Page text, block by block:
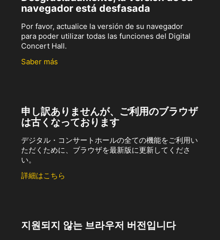
navegador está desfasada
Por favor, actualice la versión de su navegador
para poder utilizar todas las funciones del Digital
Concert Hall.
Saber más
申し訳ありませんが、ご利用のブラウザ
は古くなっております
デジタル・コンサートホールの全ての機能をご利用い
ただくために、ブラウザを最新版に更新してくださ
い。
詳細はこちら
지원되지 않는 브라우저 버전입니다